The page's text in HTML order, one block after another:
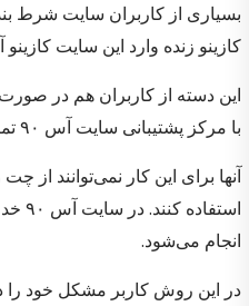
کازینو زنده وارد این سایت
این دسته از کاربران هم در
با مرکز پشتیبانی سایت آس ۹۰ تماس برقرار کنند.
آنها برای این کار نمی‌توانند از
انجام می‌شود.
در این روش کاربر مشکل خود را